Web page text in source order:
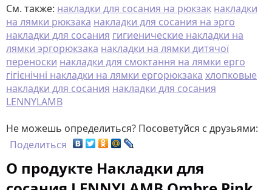
См. также: накладки для сосания на рюкзак накладки
на лямки рюкзака накладки для сосания на эрго
накладки для сосания гигиенические накладки на
лямки эргорюкзака накладки на лямки дитячої
переноски накладки для смоктання на лямки ерго
гігієнічні накладки на лямки ергорюкзака хлопковые
накладки для сосания накладки для сосания
LENNYLAMB
Не можешь определиться? Посоветуйся с друзьями:
Поделиться
О продукте Накладки для